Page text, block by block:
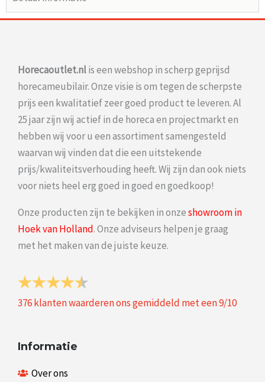
Horecaoutlet.nlis een webshop in scherp geprijsd
horecameubilair. Onze visie is om tegen de scherpste
prijs een kwalitatief zeer goed product te leveren. Al
25 jaar zijn wij actief in de horeca en projectmarkt en
hebben wij voor u een assortiment samengesteld
waarvan wij vinden dat die een uitstekende
prijs/kwaliteitsverhouding heeft. Wij zijn dan ook niets
voor niets heel erg goed in goed en goedkoop!
Onze producten zijn te bekijken in onzeshowroom in
Hoek van Holland. Onze adviseurs helpen je graag
met het maken van de juiste keuze.
376klanten waarderen ons gemiddeld met een9/10
Informatie
Over ons